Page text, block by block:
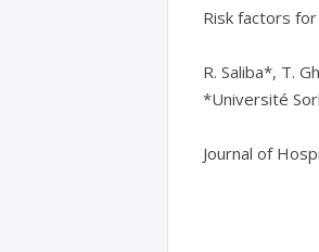
Risk factors
R. Saliba*, T.
*Université
Journal of